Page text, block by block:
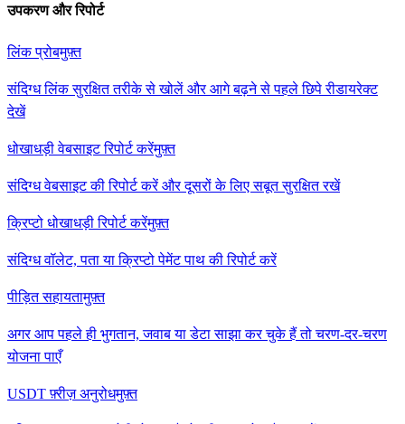
उपकरण और रिपोर्ट
लिंक प्रोबमुफ़्त
संदिग्ध लिंक सुरक्षित तरीके से खोलें और आगे बढ़ने से पहले छिपे रीडायरेक्ट
देखें
धोखाधड़ी वेबसाइट रिपोर्ट करेंमुफ़्त
संदिग्ध वेबसाइट की रिपोर्ट करें और दूसरों के लिए सबूत सुरक्षित रखें
क्रिप्टो धोखाधड़ी रिपोर्ट करेंमुफ़्त
संदिग्ध वॉलेट, पता या क्रिप्टो पेमेंट पाथ की रिपोर्ट करें
पीड़ित सहायतामुफ़्त
अगर आप पहले ही भुगतान, जवाब या डेटा साझा कर चुके हैं तो चरण-दर-चरण
योजना पाएँ
USDT फ़्रीज़ अनुरोधमुफ़्त